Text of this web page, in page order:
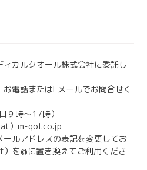
カルクオール株式会社に委託し
電話またはEメールでお問合せく
９時～17時）
）m-qol.co.jp
ルアドレスの表記を変更してお
を@に置き換えてご利用くださ